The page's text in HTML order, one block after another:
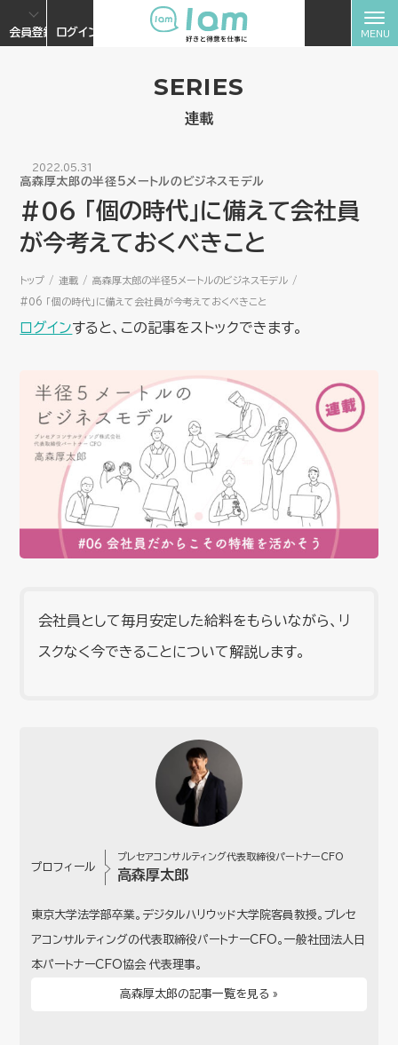
会員登録 ログイン
SERIES
連載
2022.05.31
高森厚太郎の半径5メートルのビジネスモデル
#06 「個の時代」に備えて会社員
が今考えておくべきこと
トップ 連載 高森厚太郎の半径5メートルのビジネスモデル
#06 「個の時代」に備えて会社員が今考えておくべきこと
ログインすると、この記事をストックできます。
会社員として毎月安定した給料をもらいながら、リ
スクなく今できることについて解説します。
プロフィール
プレセアコンサルティング代表取締役パートナーCFO
高森厚太郎
東京大学法学部卒業。デジタルハリウッド大学院客員教授。プレセ
アコンサルティングの代表取締役パートナーCFO。一般社団法人日
本パートナーCFO協会 代表理事。
高森厚太郎の記事一覧を見る »